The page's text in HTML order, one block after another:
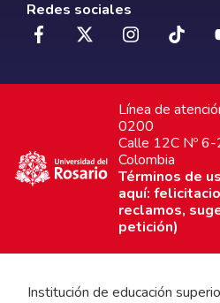
Redes sociales
Línea de
0200
Calle 12C Nº
Colombia
Términos de
aquí:
reclamos,
petición)
Institución de educación